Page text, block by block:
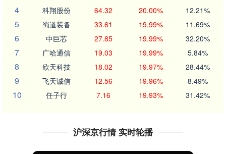
4 科翔股份 64.32 20.00% 12.21%
5 蜀道装备 33.61 19.99% 11.69%
6 中巨芯 27.85 19.99% 32.20%
7 广哈通信 19.03 19.99% 5.84%
8 欣天科技 18.02 19.97% 28.44%
9 飞天诚信 12.56 19.96% 8.49%
10 任子行 7.16 19.93% 31.42%
沪深京行情 实时轮播